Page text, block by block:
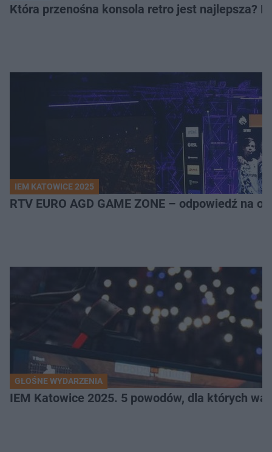
Która przenośna konsola retro jest najlepsza?
IEM KATOWICE 2025
RTV EURO AGD GAME ZONE – odpowiedź na
GŁOŚNE WYDARZENIA
IEM Katowice 2025. 5 powodów, dla których